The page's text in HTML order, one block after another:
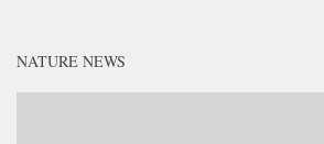
NATURE NEWS